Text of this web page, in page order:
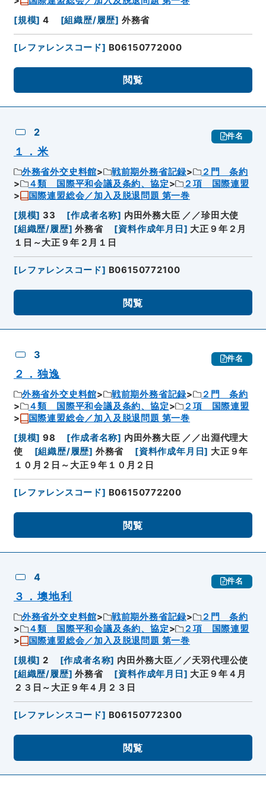
[規模] 4 [組織歴/履歴] 外務省
[レファレンスコード] B06150772000
閲覧
2 件名
１．米
外務省外交史料館 戦前期外務省記録
２門 条約
４類 国際平和会議及条約、協定
２項 国際連盟
国際連盟総会／加入及脱退問題 第一巻
[規模] 33 [作成者名称] 内田外務大臣 ／／珍田大使
[組織歴/履歴] 外務省 [資料作成年月日 ] 大正９年２月
１日～大正９年２月１日
[レファレンスコード] B06150772100
閲覧
3 件名
２．独逸
外務省外交史料館 戦前期外務省記録
２門 条約
４類 国際平和会議及条約、協定
２項 国際連盟
国際連盟総会／加入及脱退問題 第一巻
[規模] 98 [作成者名称] 内田外務大臣 ／／出淵代理大
使
[組織歴/履歴] 外務省 [資料作成年月日] 大正９年
１０月２日～大正９年１０月２日
[レファレンスコード] B06150772200
閲覧
4 件名
３．墺地利
外務省外交史料館 戦前期外務省記録
２門 条約
４類 国際平和会議及条約、協定
２項 国際連盟
国際連盟総会／加入及脱退問題 第一巻
[規模] 2 [作成者名称] 内田外務大臣／／天羽代理公使
[組織歴/履歴] 外務省 [資料作成年月日 ] 大正９年４月
２３日～大正９年４月２３日
[レファレンスコード] B06150772300
閲覧